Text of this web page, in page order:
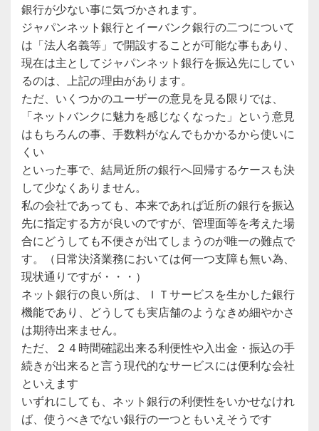
銀行が少ない事に気づかされます。
ジャパンネット銀行とイーバンク銀行の二つについて
は「法人名義等」で開設することが可能な事もあり、
現在は主としてジャパンネット銀行を振込先にしてい
るのは、上記の理由があります。
ただ、いくつかのユーザーの意見を見る限りでは、
「ネットバンクに魅力を感じなくなった」という意見
はもちろんの事、手数料がなんでもかかるから使いに
くい
といった事で、結局近所の銀行へ回帰するケースも決
して少なくありません。
私の会社であっても、本来であれば近所の銀行を振込
先に指定する方が良いのですが、管理面等を考えた場
合にどうしても不便さが出てしまうのが唯一の難点で
す。（日常決済業務においては何一つ支障も無い為、
現状通りですが・・・）
ネット銀行の良い所は、ＩＴサービスを生かした銀行
機能であり、どうしても実店舗のようなきめ細やかさ
は期待出来ません。
ただ、２４時間確認出来る利便性や入出金・振込の手
続きが出来ると言う現代的なサービスには便利な会社
といえます
いずれにしても、ネット銀行の利便性をいかせなけれ
ば、使うべきでない銀行の一つともいえそうです